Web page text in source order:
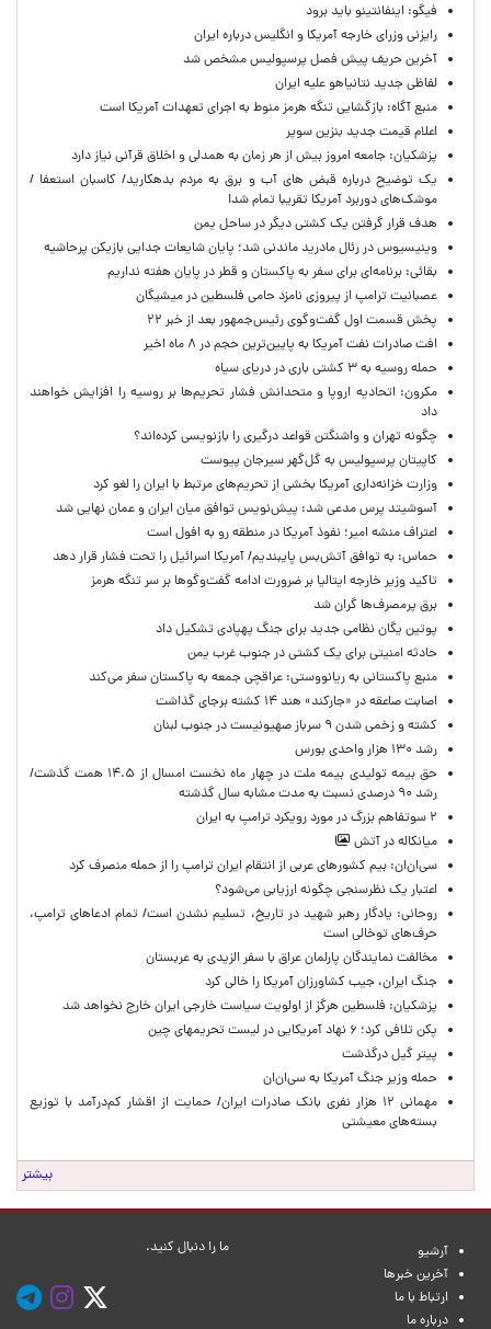
فیگو: اینفانتینو باید برود
رایزنی وزرای خارجه آمریکا و انگلیس درباره ایران
آخرین حریف پیش فصل پرسپولیس مشخص شد
لفاظی جدید نتانیاهو علیه ایران
منبع آگاه: بازگشایی تنگه هرمز منوط به اجرای تعهدات آمریکا است
اعلام قیمت جدید بنزین سوپر
پزشکیان: جامعه امروز بیش از هر زمان به همدلی و اخلاق قرآنی نیاز دارد
یک توضیح درباره قبض های آب و برق به مردم بدهکارید/ کاسبان استعفا /
موشک‌های دوربرد آمریکا تقریبا تمام شد!
هدف قرار گرفتن یک کشتی دیگر در ساحل یمن
وینیسیوس در رئال مادرید ماندنی شد؛ پایان شایعات جدایی بازیکن پرحاشیه
بقائی: برنامه‌ای برای سفر به پاکستان و قطر در پایان هفته نداریم
عصبانیت ترامپ از پیروزی نامزد حامی فلسطین در میشیگان
پخش قسمت اول گفت‌وگوی رئیس‌جمهور بعد از خبر ۲۲
افت صادرات نفت آمریکا به پایین‌ترین حجم در ۸ ماه اخیر
حمله روسیه به ۳ کشتی باری در دریای سیاه
مکرون: اتحادیه اروپا و متحدانش فشار تحریم‌ها بر روسیه را افزایش خواهند
داد
چگونه تهران و واشنگتن قواعد درگیری را بازنویسی کرده‌اند؟
کاپیتان پرسپولیس به گل‌گهر سیرجان پیوست
وزارت خزانه‌داری آمریکا بخشی از تحریم‌های مرتبط با ایران را لغو کرد
آسوشیتد پرس مدعی شد: پیش‌نویس توافق میان ایران و عمان نهایی شد
اعتراف منشه امیر؛ نفوذ آمریکا در منطقه رو به افول است
حماس: به توافق آتش‌بس پایبندیم/ آمریکا اسرائیل را تحت فشار قرار دهد
تاکید وزیر خارجه ایتالیا بر ضرورت ادامه گفت‌وگوها بر سر تنگه هرمز
برق پرمصرف‌ها گران شد
پوتین یگان نظامی جدید برای جنگ پهپادی تشکیل داد
حادثه امنیتی برای یک کشتی در جنوب غرب یمن
منبع پاکستانی به ریانووستی: عراقچی جمعه به پاکستان سفر می‌کند
اصابت صاعقه در «جارکند» هند ۱۴ کشته برجای گذاشت
کشته و زخمی شدن ۹ سرباز صهیونیست در جنوب لبنان
رشد ۱۳۰ هزار واحدی بورس
حق بیمه تولیدی بیمه ملت در چهار ماه نخست امسال از ۱۴.۵ همت گذشت/
رشد ۹۰ درصدی نسبت به مدت مشابه سال گذشته
۲ سوتفاهم بزرگ در مورد رویکرد ترامپ به ایران
میانکاله در آتش
سی‌ان‌ان: بیم کشورهای عربی از انتقام ایران ترامپ را از حمله منصرف کرد
اعتبار یک نظرسنجی چگونه ارزیابی می‌شود؟
روحانی: یادگار رهبر شهید در تاریخ، تسلیم نشدن است/ تمام ادعاهای ترامپ،
حرف‌های توخالی است
مخالفت نمایندگان پارلمان عراق با سفر الزیدی به عربستان
جنگ ایران، جیب کشاورزان آمریکا را خالی کرد
پزشکیان: فلسطین هرگز از اولویت سیاست خارجی ایران خارج نخواهد شد
پکن تلافی کرد؛ ۶ نهاد آمریکایی در لیست تحریمهای چین
پیتر گیل درگذشت
حمله وزیر جنگ آمریکا به سی‌ان‌ان
مهمانی ۱۲ هزار نفری بانک صادرات ایران/ حمایت از اقشار کم‌درآمد با توزیع
بسته‌های معیشتی
بیشتر
آرشیو
آخرین خبرها
ارتباط با ما
درباره ما
ما را دنبال کنید.